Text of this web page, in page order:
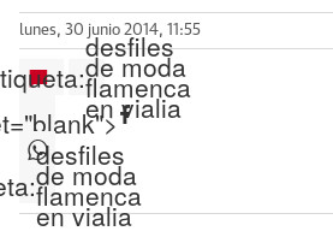
lunes, 30 junio 2014, 11:55
desfiles
de moda
flamenca
en vialia
desfiles
de moda
flamenca
en vialia